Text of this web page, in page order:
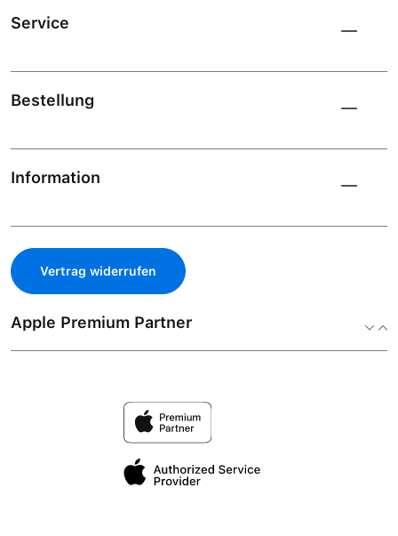
Service
Bestellung
Information
Vertrag widerrufen
Apple Premium Partner